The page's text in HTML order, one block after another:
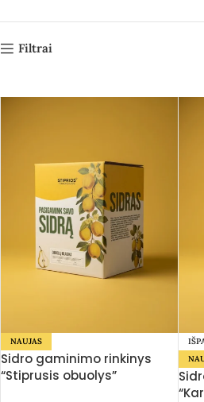
Filtrai
NAUJAS
Sidro gaminimo rinkinys
“Stiprusis obuolys”